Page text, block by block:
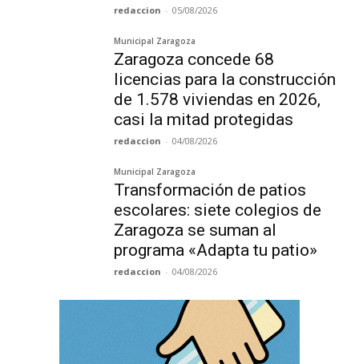
redaccion - 05/08/2026
Municipal Zaragoza
Zaragoza concede 68
licencias para la construcción
de 1.578 viviendas en 2026,
casi la mitad protegidas
redaccion - 04/08/2026
Municipal Zaragoza
Transformación de patios
escolares: siete colegios de
Zaragoza se suman al
programa «Adapta tu patio»
redaccion - 04/08/2026